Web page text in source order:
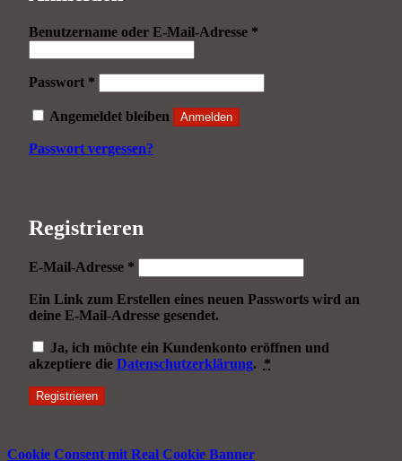
Benutzername oder E-Mail-Adresse *Erforderlich
Passwort *Erforderlich
Angemeldet bleiben Anmelden
Passwort vergessen?
Registrieren
E-Mail-Adresse *Erforderlich
Ein Link zum Erstellen eines neuen Passworts wird an
deine E-Mail-Adresse gesendet.
Ja, ich möchte ein Kundenkonto eröffnen und
akzeptiere die Datenschutzerklärung. *
Registrieren
Cookie Consent mit Real Cookie Banner